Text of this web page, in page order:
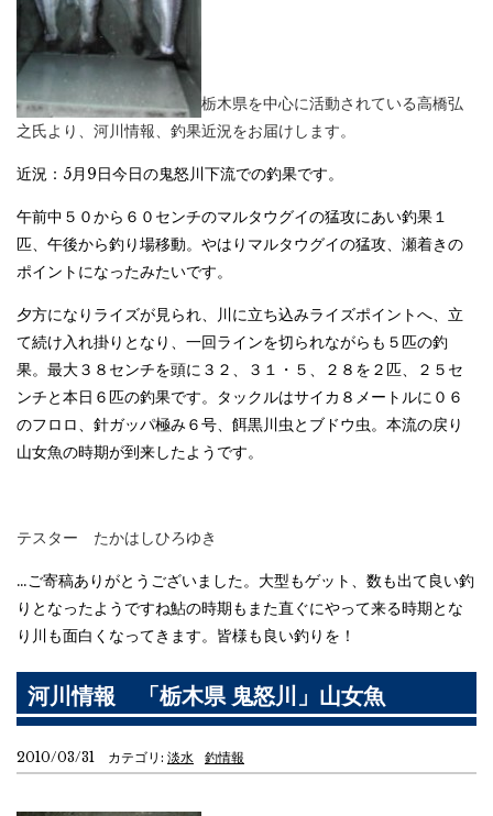
栃木県を中心に活動されている高橋弘
之氏より、河川情報、釣果近況をお届けします。
近況：5月9日今日の鬼怒川下流での釣果です。
午前中５０から６０センチのマルタウグイの猛攻にあい釣果１
匹、午後から釣り場移動。やはりマルタウグイの猛攻、瀬着きの
ポイントになったみたいです。
夕方になりライズが見られ、川に立ち込みライズポイントへ、立
て続け入れ掛りとなり、一回ラインを切られながらも５匹の釣
果。最大３８センチを頭に３２、３１・５、２８を２匹、２５セ
ンチと本日６匹の釣果です。タックルはサイカ８メートルに０６
のフロロ、針ガッパ極み６号、餌黒川虫とブドウ虫。本流の戻り
山女魚の時期が到来したようです。
テスター たかはしひろゆき
…ご寄稿ありがとうございました。大型もゲット、数も出て良い釣
りとなったようですね鮎の時期もまた直ぐにやって来る時期とな
り川も面白くなってきます。皆様も良い釣りを！
河川情報 「栃木県 鬼怒川」山女魚
2010/03/31 カテゴリ: 淡水 釣情報